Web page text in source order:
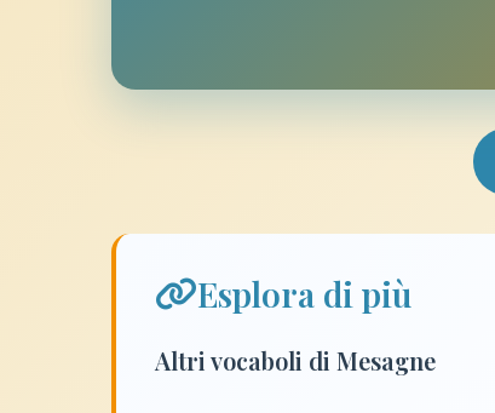
Esplora di più
Altri vocaboli di Mesagne